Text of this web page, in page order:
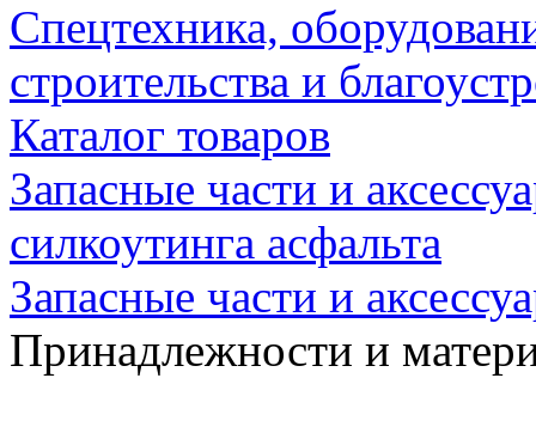
Спецтехника,
строительства и
Каталог товаров
Запасные части и
силкоутинга асфальта
Запасные части и
Принадлежности и